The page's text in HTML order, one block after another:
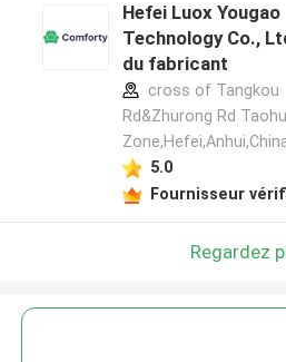
Hefei Luox Yougao
Technology Co.,
du fabricant
cross of Tangkou
Rd&Zhurong Rd
5.0
Fournisseur
Regardez